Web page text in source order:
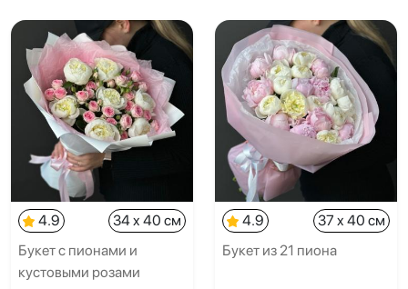
4.9
34 x 40 см
Букет с пионами и
кустовыми розами
4.9
37 x 40 см
Букет из 21 пиона